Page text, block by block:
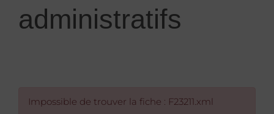
administratifs
Impossible de trouver la fiche : F23211.xml